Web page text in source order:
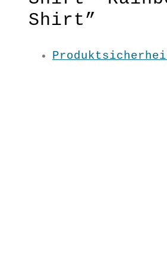
Shirt”
Das Shirt mit den